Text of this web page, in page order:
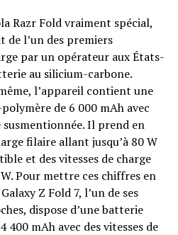
Razr Fold vraiment spécial,
de l’un des premiers
par un opérateur aux États-
au silicium-carbone.
l’appareil contient une
de 6 000 mAh avec
Il prend en
filaire allant jusqu’à 80 W
et des vitesses de charge
Pour mettre ces chiffres en
Z Fold 7, l’un de ses
dispose d’une batterie
mAh avec des vitesses de